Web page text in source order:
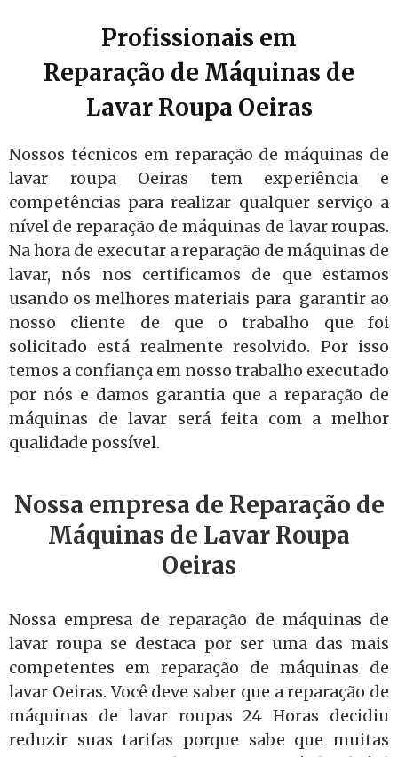
Profissionais em
Reparação de Máquinas de
Lavar Roupa Oeiras
Nossos técnicos em reparação de máquinas de
lavar roupa Oeiras tem experiência e
competências para realizar qualquer serviço a
nível de reparação de máquinas de lavar roupas.
Na hora de executar a reparação de máquinas de
lavar, nós nos certificamos de que estamos
usando os melhores materiais para garantir ao
nosso cliente de que o trabalho que foi
solicitado está realmente resolvido. Por isso
temos a confiança em nosso trabalho executado
por nós e damos garantia que a reparação de
máquinas de lavar será feita com a melhor
qualidade possível.
Nossa empresa de Reparação de
Máquinas de Lavar Roupa
Oeiras
Nossa empresa de reparação de máquinas de
lavar roupa se destaca por ser uma das mais
competentes em reparação de máquinas de
lavar Oeiras. Você deve saber que a reparação de
máquinas de lavar roupas 24 Horas decidiu
reduzir suas tarifas porque sabe que muitas